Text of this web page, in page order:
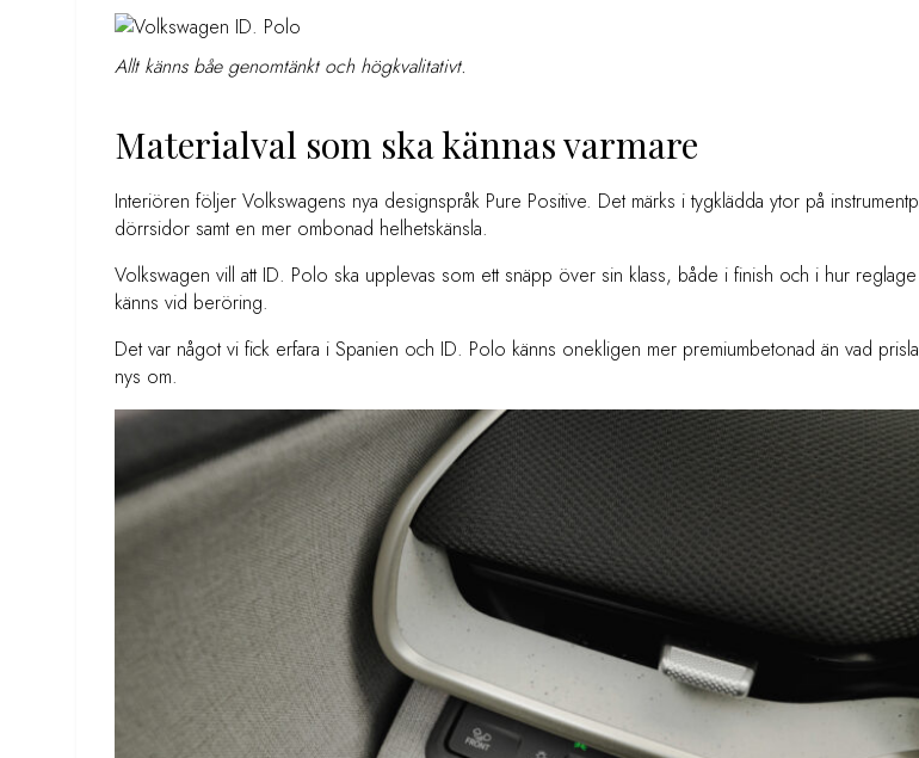
Allt känns båe genomtänkt och högkvalitativt.
Materialval som ska kännas varmare
Interiören följer Volkswagens nya designspråk Pure Positive. Det märks i tygklädda ytor på
dörrsidor samt en mer ombonad helhetskänsla.
Volkswagen vill att ID. Polo ska upplevas som ett snäpp över sin klass, både i finish och i hur
känns vid beröring.
Det var något vi fick erfara i Spanien och ID. Polo känns onekligen mer premiumbetonad än vad
nys om.